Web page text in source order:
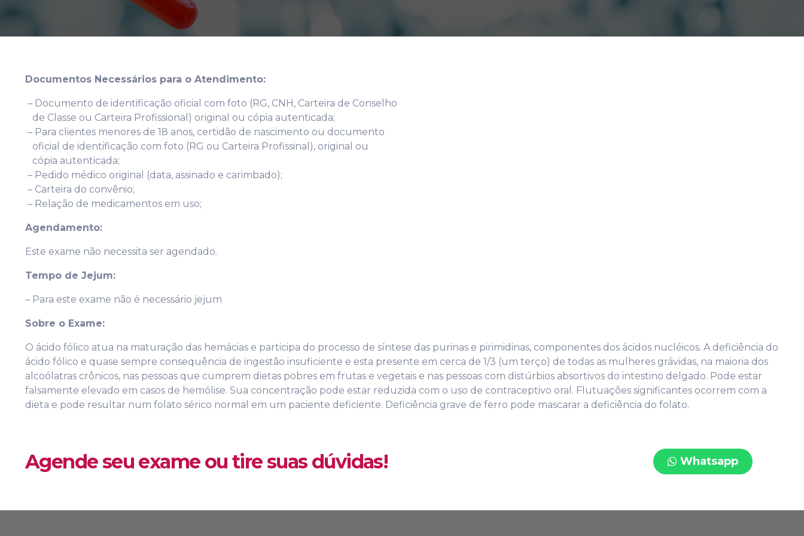
Documentos Necessários para o Atendimento:
– Documento de identificação oficial com foto (RG, CNH, Carteira de Conselho
de Classe ou Carteira Profissional) original ou cópia autenticada;
– Para clientes menores de 18 anos, certidão de nascimento ou documento
oficial de identificação com foto (RG ou Carteira Profissinal), original ou
cópia autenticada;
– Pedido médico original (data, assinado e carimbado);
– Carteira do convênio;
– Relação de medicamentos em uso;
Agendamento:
Este exame não necessita ser agendado.
Tempo de Jejum:
– Para este exame não é necessário jejum
Sobre o Exame:
O ácido fólico atua na maturação das hemácias e participa do processo de síntese das purinas e pirimidinas, componentes dos ácidos nucléicos. A deficiência do
ácido fólico e quase sempre consequência de ingestão insuficiente e esta presente em cerca de 1/3 (um terço) de todas as mulheres grávidas, na maioria dos
alcoólatras crônicos, nas pessoas que cumprem dietas pobres em frutas e vegetais e nas pessoas com distúrbios absortivos do intestino delgado. Pode estar
falsamente elevado em casos de hemólise. Sua concentração pode estar reduzida com o uso de contraceptivo oral. Flutuações significantes ocorrem com a
dieta e pode resultar num folato sérico normal em um paciente deficiente. Deficiência grave de ferro pode mascarar a deficiência do folato.
Agende seu exame ou tire suas dúvidas! Whatsapp